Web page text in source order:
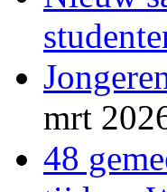
mrt
48